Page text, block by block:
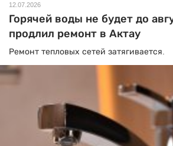
12.07.2026
Горячей воды не будет до
продлил ремонт в Актау
Ремонт тепловых сетей затягивается.